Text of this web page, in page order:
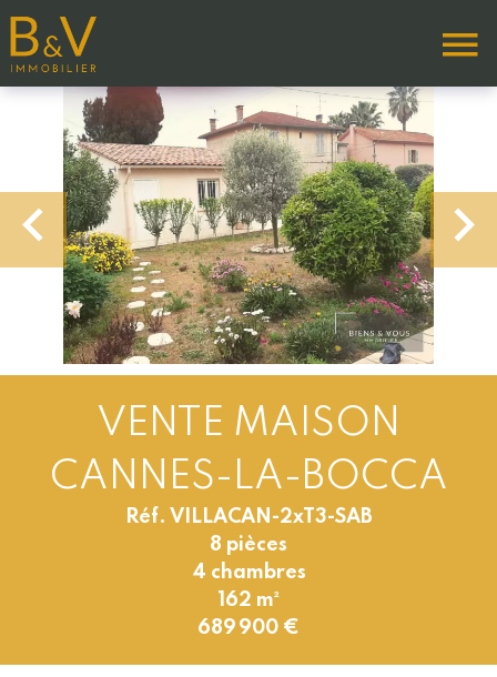
VENTE MAISON
CANNES-LA-BOCCA
Réf. VILLACAN-2xT3-SAB
8 pièces
4 chambres
162 m²
689 900 €